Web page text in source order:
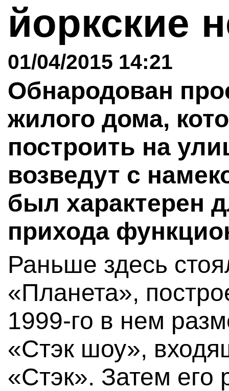
йоркские
01/04/2015 14:21
Обнародован
жилого дома,
построить на
возведут с
был характерен
прихода
Раньше здесь
«Планета»,
1999-го в нем
«Стэк шоу»,
«Стэк». Затем его